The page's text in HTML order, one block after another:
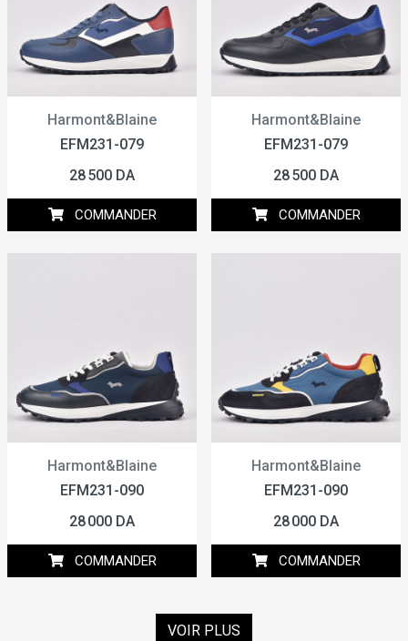
Harmont&Blaine
EFM231-079
28 500 DA
COMMANDER
Harmont&Blaine
EFM231-079
28 500 DA
COMMANDER
Harmont&Blaine
EFM231-090
28 000 DA
COMMANDER
Harmont&Blaine
EFM231-090
28 000 DA
COMMANDER
VOIR PLUS